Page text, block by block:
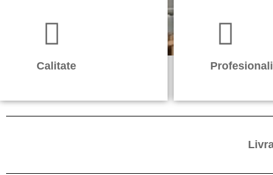
Calitate